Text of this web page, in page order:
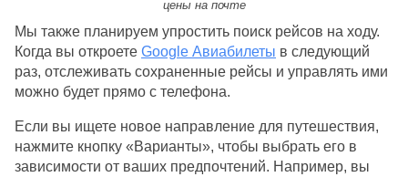
цены на почте
Мы также планируем упростить поиск рейсов на ходу.
Когда вы откроете Google Авиабилеты в следующий
раз, отслеживать сохраненные рейсы и управлять ими
можно будет прямо с телефона.
Если вы ищете новое направление для путешествия,
нажмите кнопку «Варианты», чтобы выбрать его в
зависимости от ваших предпочтений. Например, вы